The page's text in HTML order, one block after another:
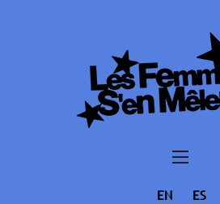
EN ES